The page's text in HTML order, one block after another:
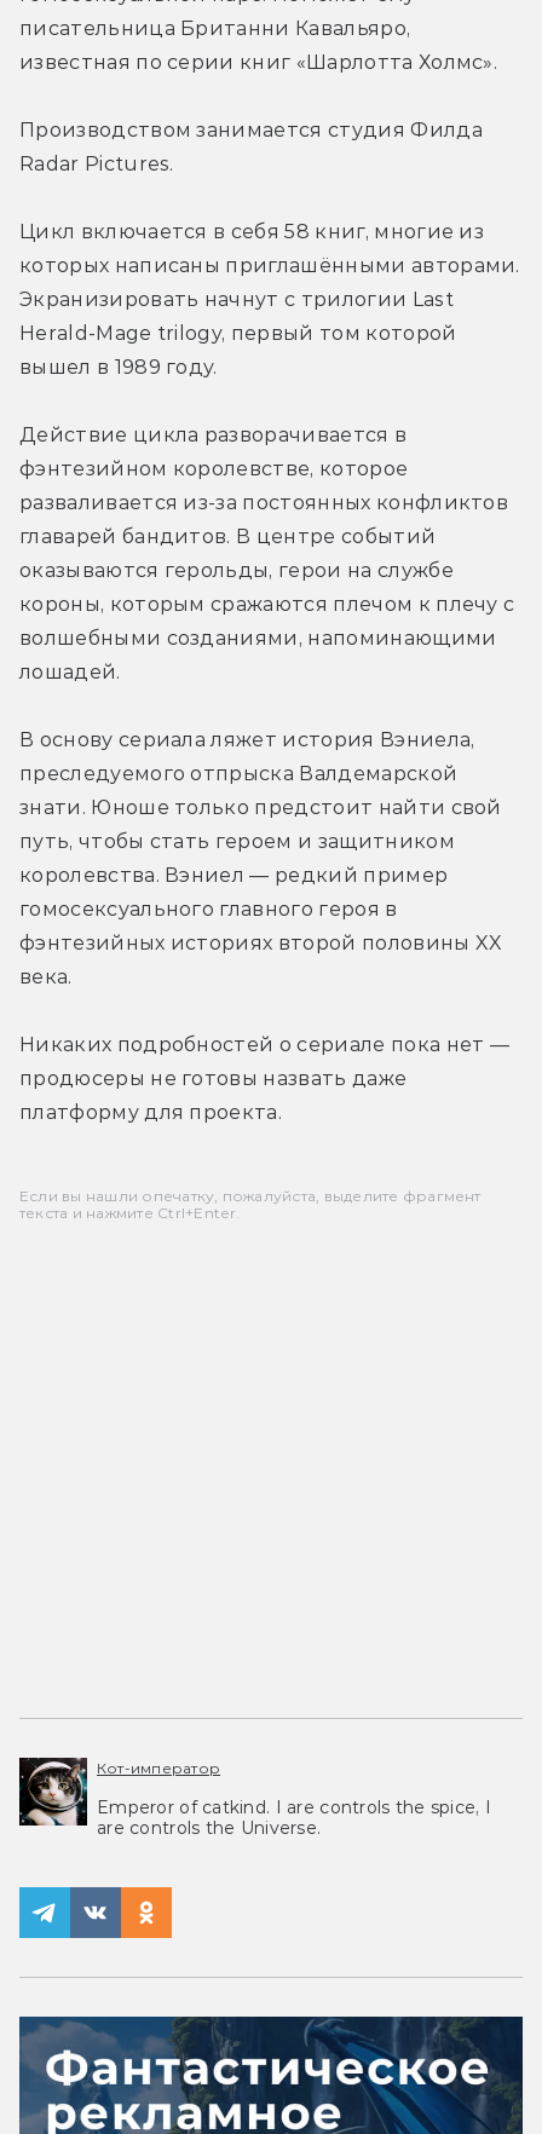
писательница Британни Кавальяро,
известная по серии книг «Шарлотта Холмс».
Производством занимается студия Филда
Radar Pictures.
Цикл включается в себя 58 книг, многие из
которых написаны приглашёнными авторами.
Экранизировать начнут с трилогии Last
Herald-Mage trilogy, первый том которой
вышел в 1989 году.
Действие цикла разворачивается в
фэнтезийном королевстве, которое
разваливается из-за постоянных конфликтов
главарей бандитов. В центре событий
оказываются герольды, герои на службе
короны, которым сражаются плечом к плечу с
волшебными созданиями, напоминающими
лошадей.
В основу сериала ляжет история Вэниела,
преследуемого отпрыска Валдемарской
знати. Юноше только предстоит найти свой
путь, чтобы стать героем и защитником
королевства. Вэниел — редкий пример
гомосексуального главного героя в
фэнтезийных историях второй половины XX
века.
Никаких подробностей о сериале пока нет —
продюсеры не готовы назвать даже
платформу для проекта.
Если вы нашли опечатку, пожалуйста, выделите фрагмент
текста и нажмите Ctrl+Enter.
Кот-император
Emperor of catkind. I are controls the spice, I
are controls the Universe.